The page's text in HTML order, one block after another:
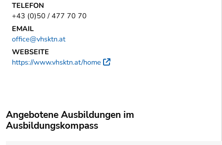
TELEFON
+43 (0)50 / 477 70 70
EMAIL
office@vhsktn.at
WEBSEITE
https://www.vhsktn.at/home
Externer Link
Angebotene Ausbildungen im
Ausbildungskompass